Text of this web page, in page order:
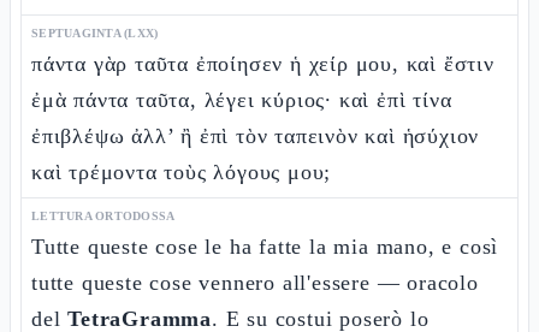
SEPTUAGINTA (LXX)
πάντα γὰρ ταῦτα ἐποίησεν ἡ χείρ μου, καὶ ἔστιν
ἐμὰ πάντα ταῦτα, λέγει κύριος· καὶ ἐπὶ τίνα
ἐπιβλέψω ἀλλ’ ἢ ἐπὶ τὸν ταπεινὸν καὶ ἡσύχιον
καὶ τρέμοντα τοὺς λόγους μου;
LETTURA ORTODOSSA
Tutte queste cose le ha fatte la mia mano, e così
tutte queste cose vennero all'essere — oracolo
delTetraGramma. E su costui poserò lo